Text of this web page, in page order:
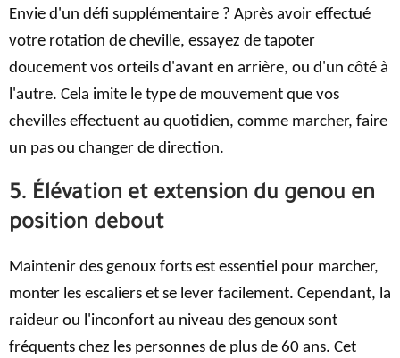
Envie d'un défi supplémentaire ? Après avoir effectué
votre rotation de cheville, essayez de tapoter
doucement vos orteils d'avant en arrière, ou d'un côté à
l'autre. Cela imite le type de mouvement que vos
chevilles effectuent au quotidien, comme marcher, faire
un pas ou changer de direction.
5. Élévation et extension du genou en
position debout
Maintenir des genoux forts est essentiel pour marcher,
monter les escaliers et se lever facilement. Cependant, la
raideur ou l'inconfort au niveau des genoux sont
fréquents chez les personnes de plus de 60 ans. Cet